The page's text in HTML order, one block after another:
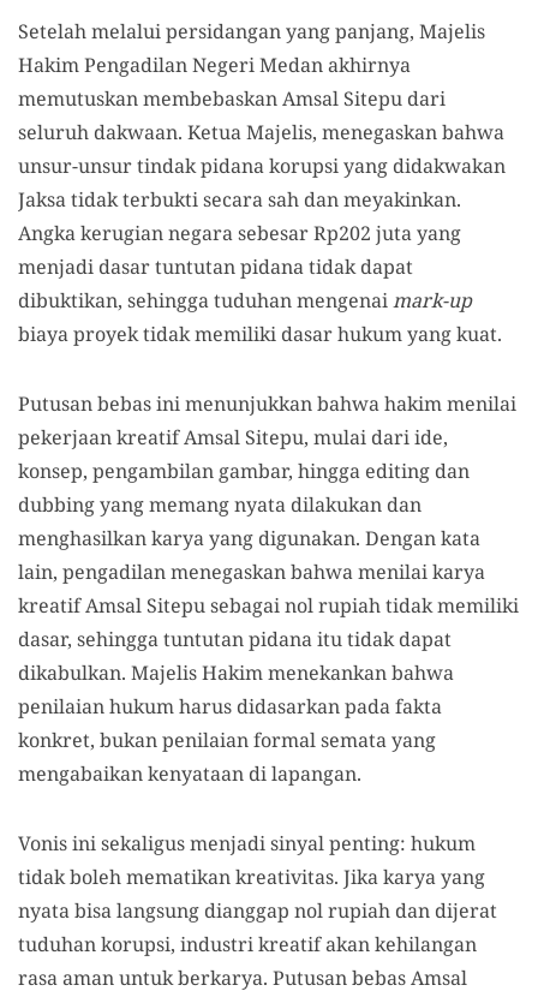
Setelah melalui persidangan yang panjang, Majelis
Hakim Pengadilan Negeri Medan akhirnya
memutuskan membebaskan Amsal Sitepu dari
seluruh dakwaan. Ketua Majelis, menegaskan bahwa
unsur-unsur tindak pidana korupsi yang didakwakan
Jaksa tidak terbukti secara sah dan meyakinkan.
Angka kerugian negara sebesar Rp202 juta yang
menjadi dasar tuntutan pidana tidak dapat
dibuktikan, sehingga tuduhan mengenaimark-up
biaya proyek tidak memiliki dasar hukum yang kuat.
Putusan bebas ini menunjukkan bahwa hakim menilai
pekerjaan kreatif Amsal Sitepu, mulai dari ide,
konsep, pengambilan gambar, hingga editing dan
dubbing yang memang nyata dilakukan dan
menghasilkan karya yang digunakan. Dengan kata
lain, pengadilan menegaskan bahwa menilai karya
kreatif Amsal Sitepu sebagai nol rupiah tidak memiliki
dasar, sehingga tuntutan pidana itu tidak dapat
dikabulkan. Majelis Hakim menekankan bahwa
penilaian hukum harus didasarkan pada fakta
konkret, bukan penilaian formal semata yang
mengabaikan kenyataan di lapangan.
Vonis ini sekaligus menjadi sinyal penting: hukum
tidak boleh mematikan kreativitas. Jika karya yang
nyata bisa langsung dianggap nol rupiah dan dijerat
tuduhan korupsi, industri kreatif akan kehilangan
rasa aman untuk berkarya. Putusan bebas Amsal